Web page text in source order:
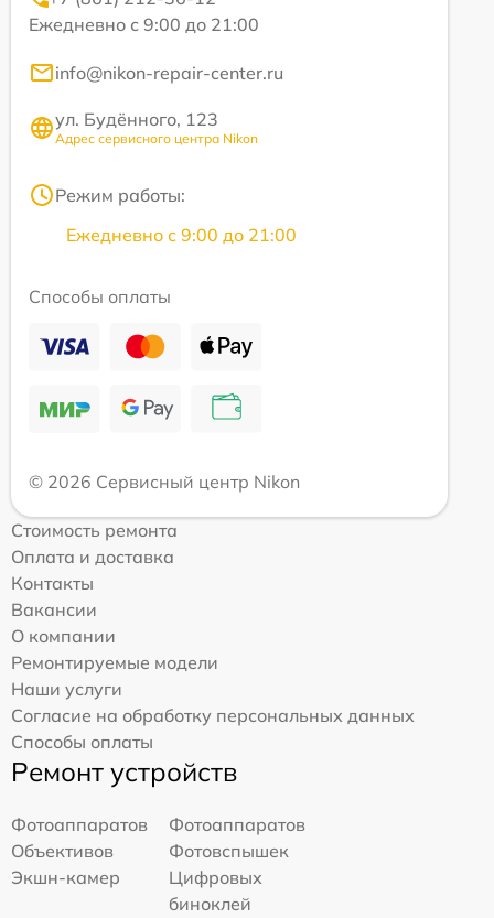
Ежедневно с 9:00 до 21:00
info@nikon-repair-center.ru
ул. Будённого, 123
Адрес сервисного центра Nikon
Режим работы:
Ежедневно с 9:00 до 21:00
Способы оплаты
© 2026 Сервисный центр Nikon
Стоимость ремонта
Оплата и доставка
Контакты
Вакансии
О компании
Ремонтируемые модели
Наши услуги
Согласие на обработку персональных данных
Способы оплаты
Ремонт устройств
Фотоаппаратов
Фотоаппаратов
Объективов
Фотовспышек
Экшн-камер
Цифровых
биноклей